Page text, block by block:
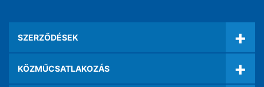
SZERZŐDÉSEK +
KÖZMŰCSATLAKOZÁS +